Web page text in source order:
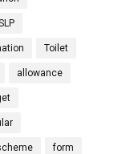
Toilet
allowance
form